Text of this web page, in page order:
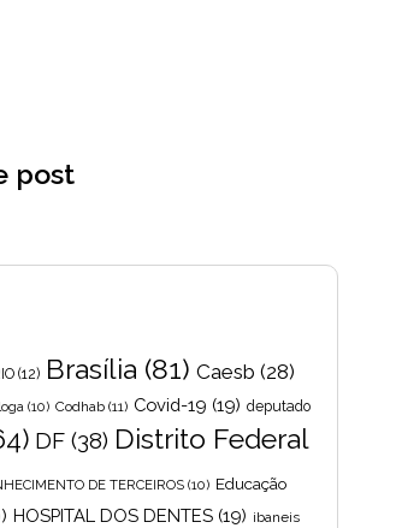
post
(12) Brasília (81) Caesb (28)
(10) Codhab (11) Covid-19 (19) deputado
DF (38) Distrito Federal
DE TERCEIROS (10) Educação
HOSPITAL DOS DENTES (19) ibaneis